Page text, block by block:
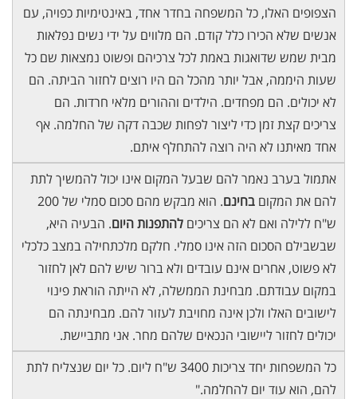
הצפופים האלו, כל המשפחה בחדר אחד, באינטימיות כפויה, עם
אנשים שלא הכירו כלל קודם. הם מלווים על ידי נשים נפלאות
מבית שמש שדואגות באמת לכל צרכיהם ופשוט נמצאות שם כל
שעות היממה, אבל יותר מהכל הם היו רוצים לחזור הביתה. הם
לא יכולים. הם מפחדים. הילדים וההורים מלאי חרדות. הם
צריכים קצת זמן כדי ליצור לפחות שכבה דקה של החלמה. אף
אחד מאיתנו לא היה רוצה להתחלף איתם.
אתמול בערב נאמר להם שבעל המקום אינו יכול להמשיך לתת
להם את המקום בחינם
. הוא מבקש מהם סכום סמלי של 200
ש"ח ללילה ואם לא הם צריכים להתפנות היום. הבעיה היא,
שבשבילם הסכום הזה אינו סמלי. חלקם מלכתחילה במצב כלכלי
לא פשוט, אחרים אינם עובדים ולא ברור שיש להם לאן לחזור
במקום עבודתם. מבחינת הממשלה, לא הייתה הוראת פינוי
לישובים האלו ולכן אינה מחויבת לעזור להם. מבחינתה הם
יכולים לחזור ליישובי הנכאים שלהם מחר. אני מתביישת.
כל המשפחות יחד צריכות 3400 ש"ח ליום. כל יום שנצליח לתת
להם, הוא עוד יום להחלמה."